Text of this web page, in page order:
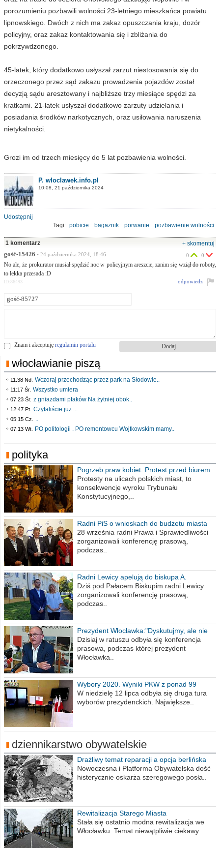
porozumieniu pozbawili wolności 23-letniego mieszkańca powiatu
lipnowskiego. Dwóch z nich ma zakaz opuszczania kraju, dozór
policyjny, oraz zakaz kontaktowania się i zbliżania do
pokrzywdzonego.
45-latek, który dodatkowo usłyszał zarzut niestosowania się do
orzeczonego przez sąd zakazu prowadzenia pojazdów został
decyzją sądu aresztowany i najbliższe trzy miesiące spędzi za
kratkami. 21-latek usłyszał dodatkowo zarzuty udzielania i
posiadania środków narkotycznych, oraz usiłowania naruszenia
nietykalności.
Grozi im od trzech miesięcy do 5 lat pozbawienia wolności.
P. wloclawek.info.pl
10:08, 21 października 2024
Udostępnij
Tagi: pobicie bagażnik porwanie
pozbawienie wolności
wrzucenie do wody
1 komentarz
+ skomentuj
gość-15426 • 24 października 2024, 18:46
No ale, że prokurator musiał spędzić noc w policyjnym areszcie, zanim się wziął do roboty,
to lekka przesada :D
0 0
odpowiedz
ID:86493
Znam i akceptuję regulamin portalu
włocławianie piszą
11:38 Nd. Wczoraj przechodząc przez park na Słodowie..
11:17 Śr. Wszystko umiera
07:23 Śr. z gniazdami ptaków Na żytniej obok..
12:47 Pt. Czytaliście już :..
05:15 Cz. ..
07:13 Wt. PO politologii . PO remontowcu Wojtkowskim mamy..
polityka
Pogrzeb praw kobiet. Protest przed biurem
poselskim PiS
Protesty na ulicach polskich miast, to
konsekwencje wyroku Trybunału
Konstytucyjnego,..
Radni PiS o wnioskach do budżetu miasta
na 2021 rok
28 września radni Prawa i Sprawiedliwości
zorganizowali konferencję prasową,
podczas..
Radni Lewicy apelują do biskupa A.
Wiesława Meringa
Dziś pod Pałacem Biskupim radni Lewicy
zorganizowali konferencję prasową,
podczas..
Prezydent Włocławka:"Dyskutujmy, ale nie
obrażajmy się”
Dzisiaj w ratuszu odbyła się konferencja
prasowa, podczas której prezydent
Włocławka..
Wybory 2020. Wyniki PKW z ponad 99
procent obwodów
W niedzielę 12 lipca odbyła się druga tura
wyborów prezydenckich. Największe..
dziennikarstwo obywatelskie
Drażliwy temat reparacji a opcja berlińska
Nowoczesna i Platforma Obywatelska dość
histerycznie oskarża szeregowego posła..
Rewitalizacja Starego Miasta
Stała się ostatnio modna rewitalizacja we
Włocławku. Temat niewątpliwie ciekawy...